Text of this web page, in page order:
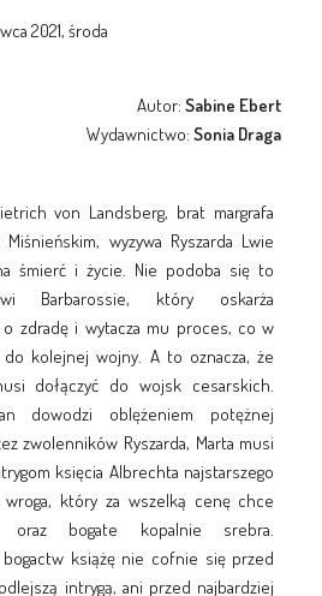
2021, środa
Autor:Sabine Ebert
Wydawnictwo:Sonia Draga
von Landsberg, brat margrafa
wyzywa Ryszarda Lwie
śmierć i życie. Nie podoba się to
Barbarossie, który oskarża
o zdradę i wytacza mu proces, co w
do kolejnej wojny. A to oznacza, że
dołączyć do wojsk cesarskich.
dowodzi oblężeniem potężnej
zwolenników Ryszarda, Marta musi
księcia Albrechta najstarszego
który za wszelką cenę chce
bogate kopalnie srebra.
książę nie cofnie się przed
intrygą, ani przed najbardziej